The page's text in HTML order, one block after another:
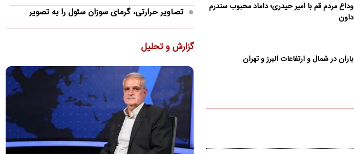
وداع مردم قم با امیر حیدری؛ داماد محبوب سندرم
داون
باران در شمال و ارتفاعات البرز و تهران
تصاویر حرارتی، گرمای سوزان سئول را به تصویر
کشید
تصاویر حرارتی منتشرشده از پایتخت کره جنوبی تفاوت دمایی شدید
میان بدن افراد، خودروها و سطوح شهری را در شرایط این موج…
جزئیات جدید از توافق ایران و عمان برای بازگشایی
تنگه هرمز/ گذرگاه موقت ۶۰ روزه؟
آمریکا خواهان تضمین آزادی کامل کشتیرانی در تنگه هرمز است و با
هرگونه سازوکاری که به ایران اجازه دهد از کشتی‌ها عوارض…
جزئیات حادثه دریایی برای یک نفتکش در تنگه هرمز/
خدمه نجات یافتند
گزارش و تحلیل